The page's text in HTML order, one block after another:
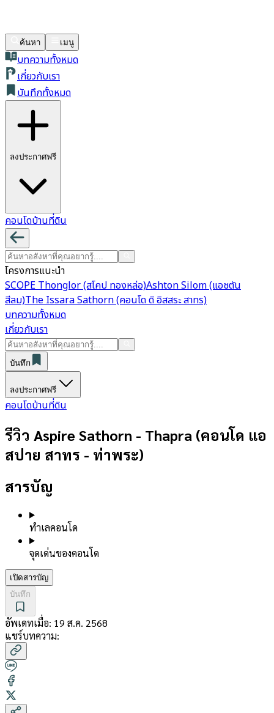
ค้นหา เมนู
บทความทั้งหมด
เกี่ยวกับเรา
บันทึกทั้งหมด
ลงประกาศฟรี
คอนโดบ้านที่ดิน
โครงการแนะนำ
SCOPE Thonglor (สโคป ทองหล่อ)Ashton Silom (แอชตัน
สีลม)The Issara Sathorn (คอนโด ดิ อิสสระ สาทร)
บทความทั้งหมด
เกี่ยวกับเรา
บันทึก
ลงประกาศฟรี
คอนโดบ้านที่ดิน
รีวิว Aspire Sathorn - Thapra (คอนโด แอ
สปาย สาทร - ท่าพระ)
สารบัญ
ทำเลคอนโด
จุดเด่นของคอนโด
เปิดสารบัญ
บันทึก
อัพเดทเมื่อ: 19 ส.ค. 2568
แชร์บทความ: